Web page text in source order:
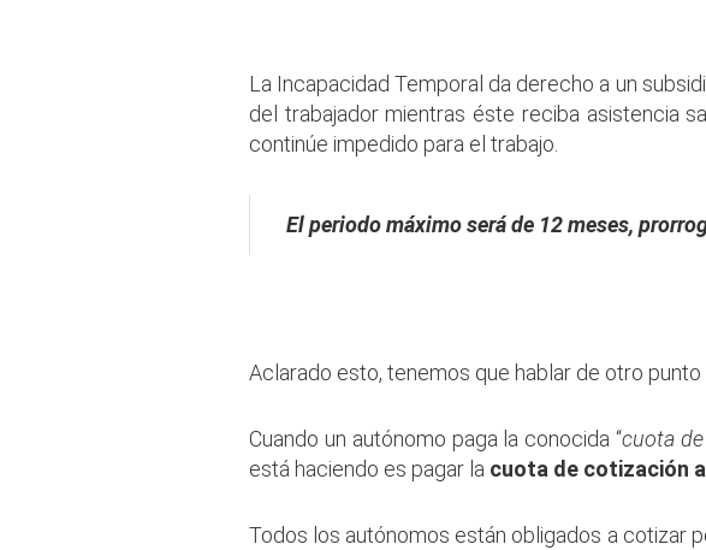
La Incapacidad Temporal da derecho a un
del trabajador mientras éste reciba asistencia
continúe impedido para el trabajo.
El periodo máximo será de 12 meses,
Aclarado esto, tenemos que hablar de otro punto
Cuando un autónomo paga la conocida “cuota
está haciendo es pagar la cuota de cotización
Todos los autónomos están obligados a cotizar